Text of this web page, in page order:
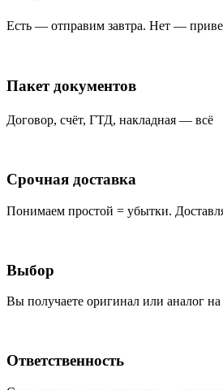
Есть — отправим завтра. Нет —
Пакет документов
Договор, счёт, ГТД, накладная —
Срочная доставка
Понимаем простой = убытки.
Выбор
Вы получаете оригинал или аналог
Ответственность